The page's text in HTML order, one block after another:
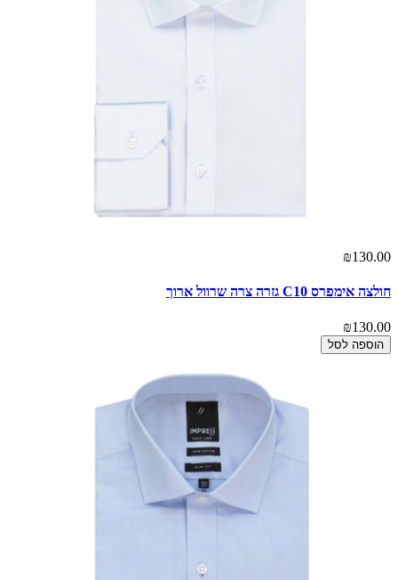
₪130.00
חולצה אימפרס C10 גזרה צרה שרוול ארוך
₪130.00
הוספה לסל